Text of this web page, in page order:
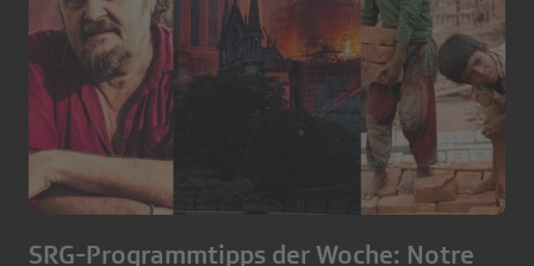
SRG-Programmtipps der Woche: Notre